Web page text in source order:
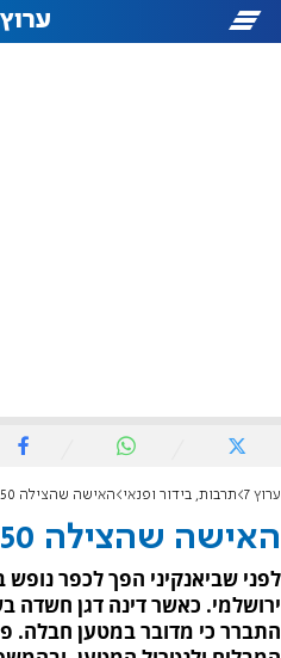
ערוץ 7 תרבות, בידור ופנאי האישה שהצילה 250 מבלים
האישה שהצילה 250 מבלים
לפני שביאנקיני הפך לכפר
ירושלמי. כאשר דינה דגן חשדה
התברר כי מדובר במטען חבלה.